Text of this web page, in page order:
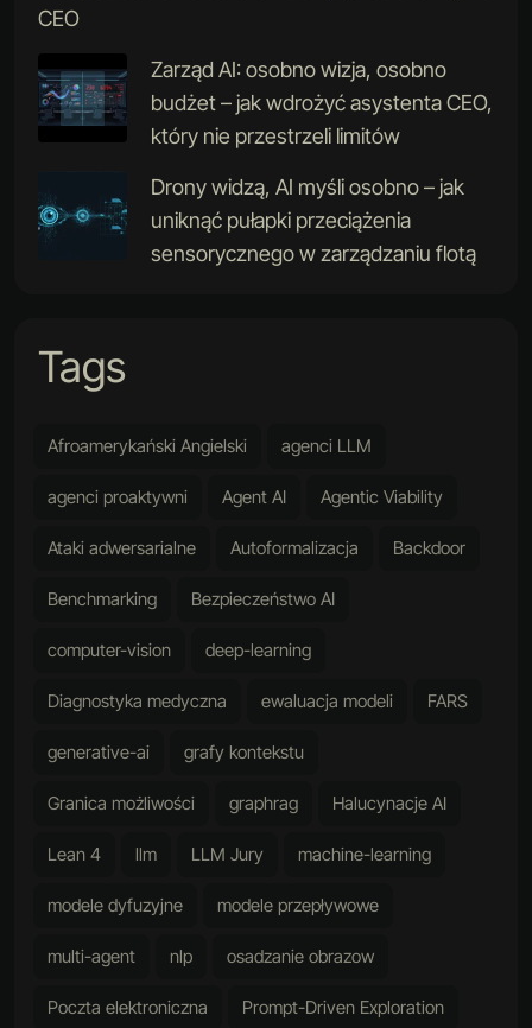
CEO
Zarząd AI: osobno wizja, osobno
budżet – jak wdrożyć asystenta CEO,
który nie przestrzeli limitów
Drony widzą, AI myśli osobno – jak
uniknąć pułapki przeciążenia
sensorycznego w zarządzaniu flotą
Tags
Afroamerykański Angielski agenci LLM
agenci proaktywni Agent AI Agentic Viability
Ataki adwersarialne Autoformalizacja Backdoor
Benchmarking Bezpieczeństwo AI
computer-vision deep-learning
Diagnostyka medyczna ewaluacja modeli FARS
generative-ai grafy kontekstu
Granica możliwości graphrag Halucynacje AI
Lean 4 llm LLM Jury machine-learning
modele dyfuzyjne modele przepływowe
multi-agent nlp osadzanie obrazow
Poczta elektroniczna Prompt-Driven Exploration